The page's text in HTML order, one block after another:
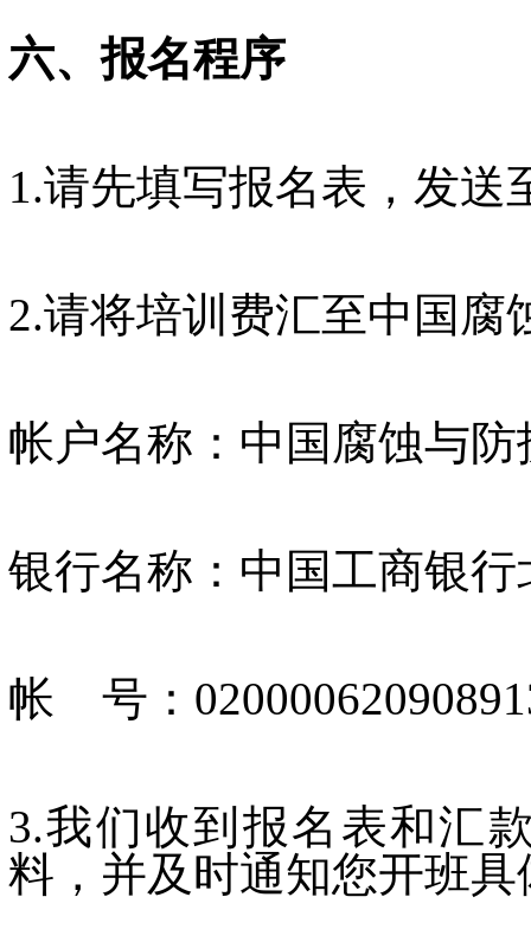
六、报名程序
1.请先填写报名表，发送
2.请将培训费汇至中国腐
帐户名称：中国腐蚀与防
银行名称：中国工商银
帐 号：
3.我们收到报名表和汇
料，并及时通知您开班具